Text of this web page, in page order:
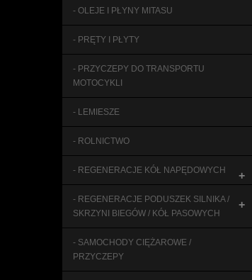
- OLEJE I PŁYNY MITASU
- PRĘTY I PŁYTY
- PRZYCZEPY DO TRANSPORTU
MOTOCYKLI
- LEMIESZE
- ROLNICTWO
- REGENERACJE KÓŁ NAPĘDOWYCH +
- REGENERACJE PODUSZEK SILNIKA /
SKRZYNI BIEGÓW / KÓŁ PASOWYCH
+
- SAMOCHODY CIĘŻAROWE /
PRZYCZEPY